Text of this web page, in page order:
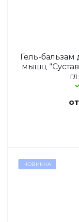
Гель-бальзам
мышц
от
НОВИНКА